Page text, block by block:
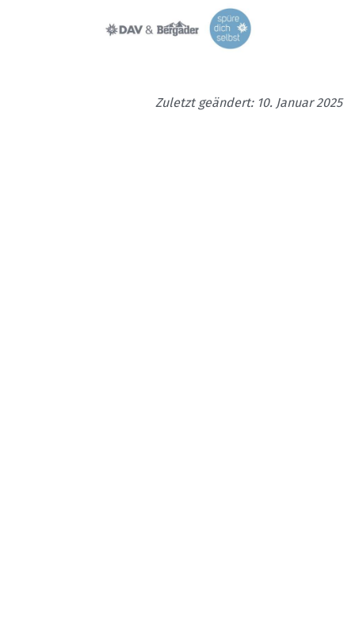
Zuletzt geändert: 10. Januar 2025